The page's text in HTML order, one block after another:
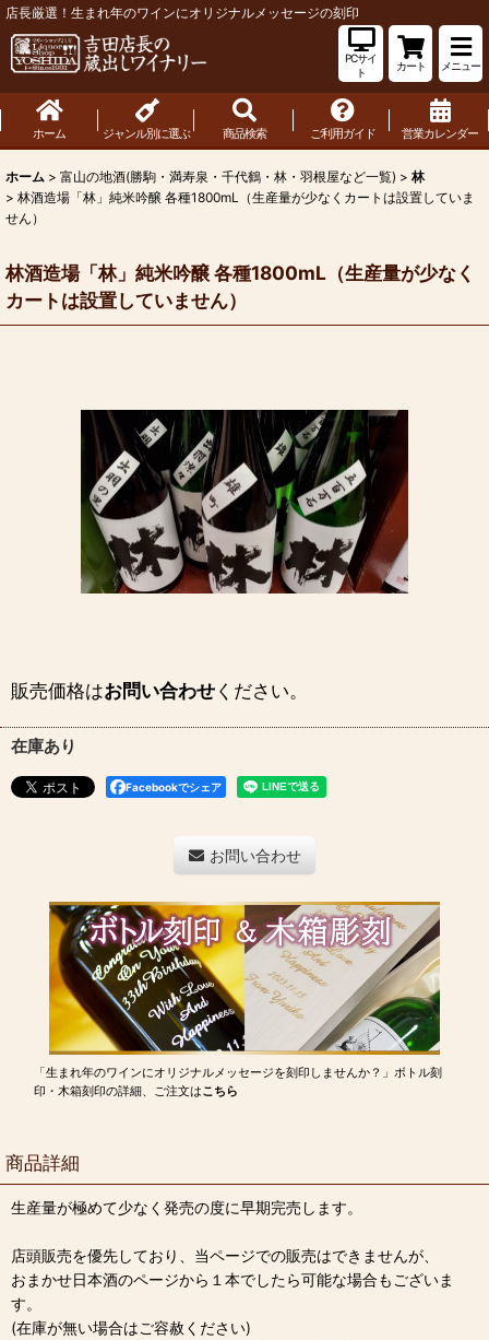
店長厳選！生まれ年のワインにオリジナルメッセージの刻印
PCサイ
ト
カート メニュー
ホーム ジャンル別に選ぶ 商品検索 ご利用ガイド 営業カレンダー
ホーム > 富山の地酒(勝駒・満寿泉・千代鶴・林・羽根屋など一覧) > 林
> 林酒造場「林」純米吟醸 各種1800mL（生産量が少なくカートは設置していま
せん）
林酒造場「林」純米吟醸 各種1800mL（生産量が少なく
カートは設置していません）
販売価格はお問い合わせください。
在庫あり
Facebookでシェア
お問い合わせ
「生まれ年のワインにオリジナルメッセージを刻印しませんか？」ボトル刻
印・木箱刻印の詳細、ご注文はこちら
商品詳細
生産量が極めて少なく発売の度に早期完売します。
店頭販売を優先しており、当ページでの販売はできませんが、
おまかせ日本酒のページから１本でしたら可能な場合もございま
す。
(在庫が無い場合はご容赦ください)